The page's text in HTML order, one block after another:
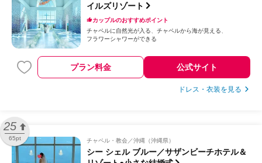
イルズリゾート
カップルのおすすめポイント
チャペルに自然光が入る
チャペルから海が見える
フラワーシャワーができる
プラン料金 公式サイト
ドレス・衣装を見る
25
65pt チャペル・教会 沖縄（沖縄県）
シー シェル ブルー／サザンビーチホテル＆